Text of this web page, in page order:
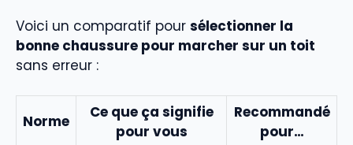
Voici un comparatif pour sélectionner la
bonne chaussure pour marcher sur un toit
sans erreur :
Norme
Ce que ça signifie
pour vous
Recommandé
pour…